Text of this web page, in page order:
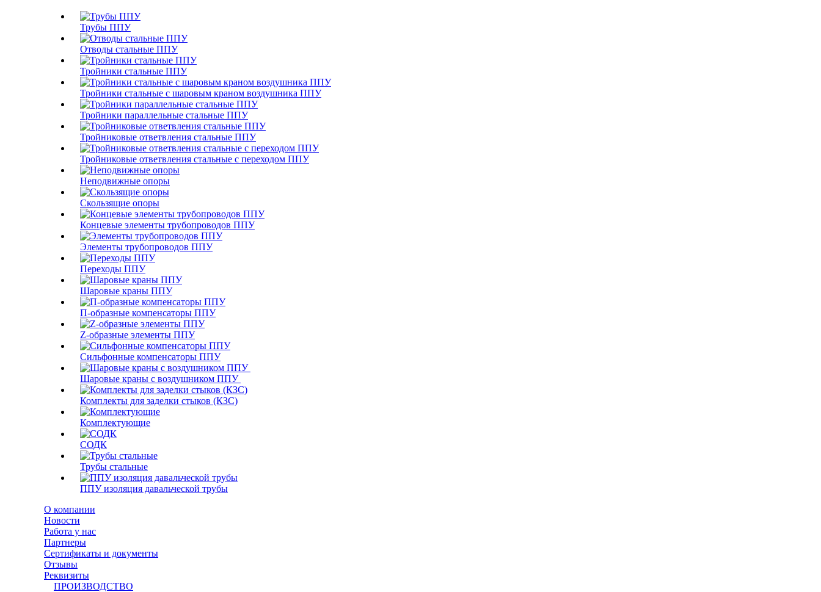
Трубы ППУ
Отводы стальные ППУ
Тройники стальные ППУ
Тройники стальные с шаровым краном воздушника ППУ
Тройники параллельные стальные ППУ
Тройниковые ответвления стальные ППУ
Тройниковые ответвления стальные с переходом ППУ
Неподвижные опоры
Скользящие опоры
Концевые элементы трубопроводов ППУ
Элементы трубопроводов ППУ
Переходы ППУ
Шаровые краны ППУ
П-образные компенсаторы ППУ
Z-образные элементы ППУ
Сильфонные компенсаторы ППУ
Шаровые краны с воздушником ППУ
Комплекты для заделки стыков (КЗС)
Комплектующие
СОДК
Трубы стальные
ППУ изоляция давальческой трубы
О компании
Новости
Работа у нас
Партнеры
Сертификаты и документы
Отзывы
Реквизиты
ПРОИЗВОДСТВО